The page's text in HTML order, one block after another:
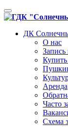
Toggle
navigation
ДК
О нас
Аренда
Часто
Схема